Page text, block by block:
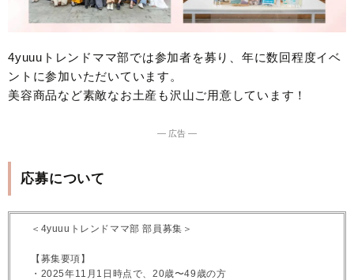
4yuuuトレンドママ部では参加者を募り、年に数回程度イベ
ントに参加いただいています。
美容商品など素敵なお土産も沢山ご用意しています！
― 広告 ―
応募について
＜4yuuuトレンドママ部 部員募集＞
【募集要項】
・2025年11月1日時点で、20歳〜49歳の方